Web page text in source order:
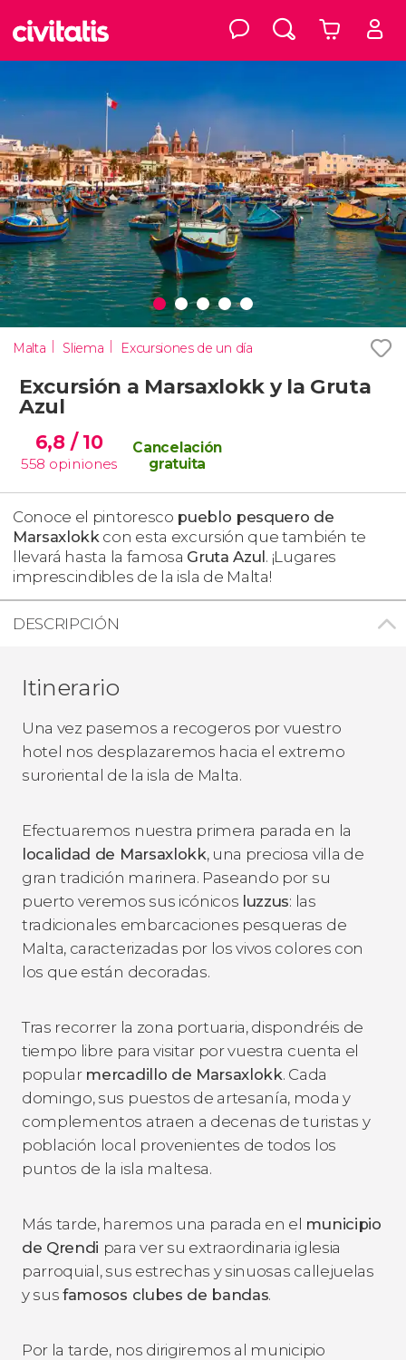
Malta Sliema Excursiones de un día
Excursión a Marsaxlokk y la Gruta
Azul
6,8 / 10
558 opiniones
Cancelación
gratuita
Conoce el pintoresco pueblo pesquero de
Marsaxlokk con esta excursión que también te
llevará hasta la famosa Gruta Azul. ¡Lugares
imprescindibles de la isla de Malta!
DESCRIPCIÓN
Itinerario
Una vez pasemos a recogeros por vuestro
hotel nos desplazaremos hacia el extremo
suroriental de la isla de Malta.
Efectuaremos nuestra primera parada en la
localidad de Marsaxlokk, una preciosa villa de
gran tradición marinera. Paseando por su
puerto veremos sus icónicos luzzus: las
tradicionales embarcaciones pesqueras de
Malta, caracterizadas por los vivos colores con
los que están decoradas.
Tras recorrer la zona portuaria, dispondréis de
tiempo libre para visitar por vuestra cuenta el
popular mercadillo de Marsaxlokk. Cada
domingo, sus puestos de artesanía, moda y
complementos atraen a decenas de turistas y
población local provenientes de todos los
puntos de la isla maltesa.
Más tarde, haremos una parada en el municipio
de Qrendi para ver su extraordinaria iglesia
parroquial, sus estrechas y sinuosas callejuelas
y susfamosos clubes de bandas.
Por la tarde, nos dirigiremos al municipio